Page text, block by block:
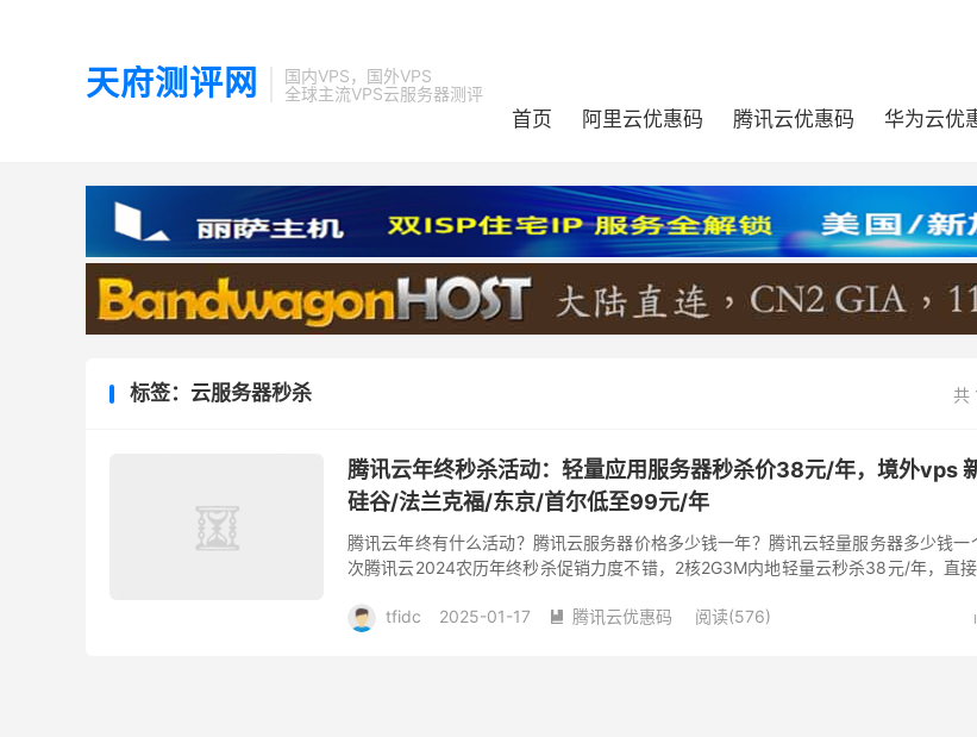
天府测评网
国内VPS，国外VPS
全球主流VPS云服务器测评
首页 阿里云优惠码 腾讯云优惠码 华为云优
共
标签：云服务器秒杀
腾讯云年终秒杀活动：轻量应用服务器秒杀价38元/年，境外vps
硅谷/法兰克福/东京/首尔低至99元/年
腾讯云年终有什么活动？腾讯云服务器价格多少钱一年？腾讯云轻量服务器多少钱一
次腾讯云2024农历年终秒杀促销力度不错，2核2G3M内地轻量云秒杀38元/年，直
tfidc 2025-01-17  腾讯云优惠码 阅读(576)